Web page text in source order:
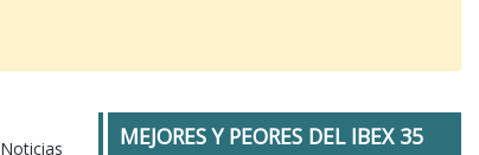
Noticias MEJORES Y PEORES DEL IBEX 35